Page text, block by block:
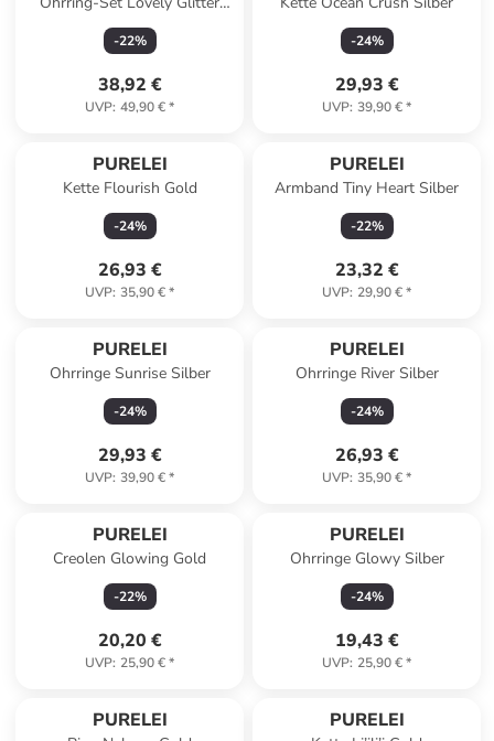
Silber
-22%
38,92 €
UVP: 49,90 €*
-24%
29,93 €
UVP: 39,90 €*
PURELEI
Kette Flourish Gold
-24%
26,93 €
UVP: 35,90 €*
PURELEI
Armband Tiny Heart Silber
-22%
23,32 €
UVP: 29,90 €*
PURELEI
Ohrringe Sunrise Silber
-24%
29,93 €
UVP: 39,90 €*
PURELEI
Ohrringe River Silber
-24%
26,93 €
UVP: 35,90 €*
PURELEI
Creolen Glowing Gold
-22%
20,20 €
UVP: 25,90 €*
PURELEI
Ohrringe Glowy Silber
-24%
19,43 €
UVP: 25,90 €*
PURELEI PURELEI